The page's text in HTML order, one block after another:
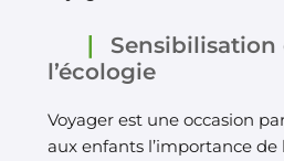
Sensibilisation
l’écologie
Voyager est une occasion
aux enfants l’importance de